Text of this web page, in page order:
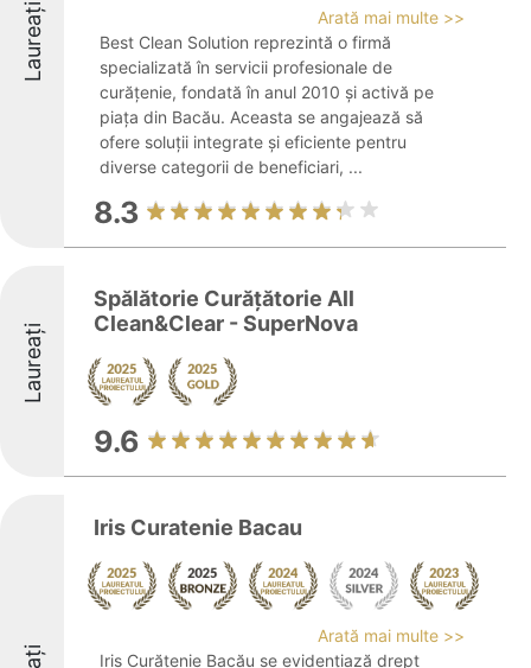
Laureați
Arată mai multe >>
Best Clean Solution reprezintă o firmă
specializată în servicii profesionale de
curățenie, fondată în anul 2010 și activă pe
piața din Bacău. Aceasta se angajează să
ofere soluții integrate și eficiente pentru
diverse categorii de beneficiari, ...
8.3
Laureați
Spălătorie Curățătorie All
Clean&Clear - SuperNova
9.6
Iris Curatenie Bacau
Arată mai multe >>
Iris Curățenie Bacău se evidențiază drept